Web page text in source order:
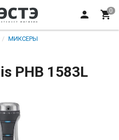
МИКСЕРЫ
PHB 1583L